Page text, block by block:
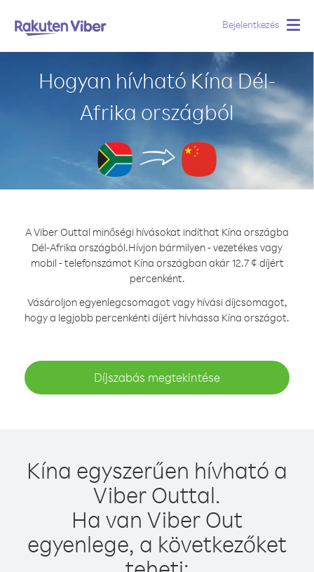
Bejelentkezés
Hogyan hívható Kína Dél-
Afrika országból
A Viber Outtal minőségi hívásokat indíthat Kína országba
Dél-Afrika országból.Hívjon bármilyen - vezetékes vagy
mobil - telefonszámot Kína országban akár 12.7 ¢ díjért
percenként.
Vásároljon egyenlegcsomagot vagy hívási díjcsomagot,
hogy a legjobb percenkénti díjért hívhassa Kína országot.
Díjszabás megtekintése
Kína egyszerűen hívható a
Viber Outtal.
Ha van Viber Out
egyenlege, a következőket